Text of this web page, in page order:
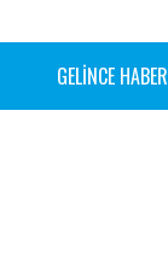
GELİNCE